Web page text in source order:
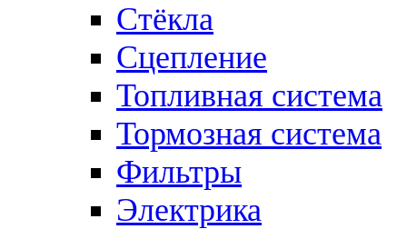
Стёкла
Сцепление
Топливная система
Тормозная система
Фильтры
Электрика